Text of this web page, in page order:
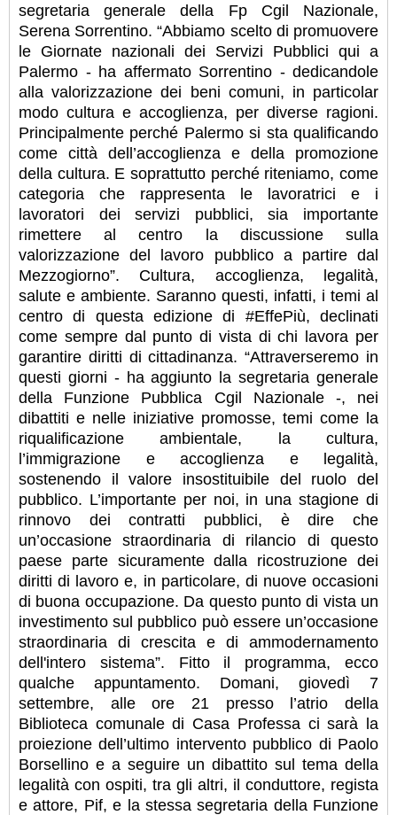
segretaria generale della Fp Cgil Nazionale,
Serena Sorrentino. “Abbiamo scelto di promuovere
le Giornate nazionali dei Servizi Pubblici qui a
Palermo - ha affermato Sorrentino - dedicandole
alla valorizzazione dei beni comuni, in particolar
modo cultura e accoglienza, per diverse ragioni.
Principalmente perché Palermo si sta qualificando
come città dell’accoglienza e della promozione
della cultura. E soprattutto perché riteniamo, come
categoria che rappresenta le lavoratrici e i
lavoratori dei servizi pubblici, sia importante
rimettere al centro la discussione sulla
valorizzazione del lavoro pubblico a partire dal
Mezzogiorno”. Cultura, accoglienza, legalità,
salute e ambiente. Saranno questi, infatti, i temi al
centro di questa edizione di #EffePiù, declinati
come sempre dal punto di vista di chi lavora per
garantire diritti di cittadinanza. “Attraverseremo in
questi giorni - ha aggiunto la segretaria generale
della Funzione Pubblica Cgil Nazionale -, nei
dibattiti e nelle iniziative promosse, temi come la
riqualificazione ambientale, la cultura,
l’immigrazione e accoglienza e legalità,
sostenendo il valore insostituibile del ruolo del
pubblico. L’importante per noi, in una stagione di
rinnovo dei contratti pubblici, è dire che
un’occasione straordinaria di rilancio di questo
paese parte sicuramente dalla ricostruzione dei
diritti di lavoro e, in particolare, di nuove occasioni
di buona occupazione. Da questo punto di vista un
investimento sul pubblico può essere un’occasione
straordinaria di crescita e di ammodernamento
dell'intero sistema”. Fitto il programma, ecco
qualche appuntamento. Domani, giovedì 7
settembre, alle ore 21 presso l’atrio della
Biblioteca comunale di Casa Professa ci sarà la
proiezione dell’ultimo intervento pubblico di Paolo
Borsellino e a seguire un dibattito sul tema della
legalità con ospiti, tra gli altri, il conduttore, regista
e attore, Pif, e la stessa segretaria della Funzione